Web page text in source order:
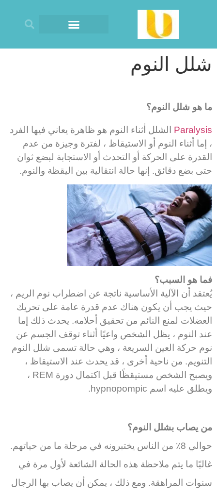
شلل النوم
ما هو شلل النوم؟
Paralysis الشلل أثناء النوم هو ظاهرة يعاني فيها الفرد
، إما أثناء النوم أو الاستيقاظ ، لفترة وجيزة من عدم
القدرة على الحركة أو التحدث أو الاستجابة لبضع ثوان
حتى بضع دقائق. إنها حالة انتقالية بين اليقظة والنوم.
فما هو السبب؟
يُعتقد أن الآلية الأساسية ناتجة عن اضطراب نوم الريم ،
حيث يجب أن يكون هناك عدم قدرة عامة على تحريك
العضلات لمنع النائم من تحقيق أحلامه. يحدث ذلك إما
عند النوم ، يظل الشخص واعيًا أثناء توقف الجسم عن
نوم حركة العين السريعة ، وهي حالة تسمى شلل النوم
التنويم. من ناحية أخرى ، قد يحدث عند الاستيقاظ ،
ويصبح الشخص مستيقظًا قبل اكتمال دورة REM ،
ويطلق عليه اسم hypnopompic.
من يصاب بشلل النوم؟
حوالي 8٪ من الناس يختبرونه في مرحلة ما من حياتهم.
غالبًا ما يتم ملاحظة هذه الحالة الشائعة لأول مرة في
سنوات المراهقة. ومع ذلك ، يمكن أن يصاب بها الرجال